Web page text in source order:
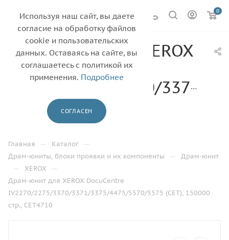
0
Драм-юнит для XEROX
DocuCentre
IV2270/2275/3370/3371/
(CET), 150000 стр.,
CET4710
Главная — Каталог —
Драм-юниты, блоки проявки и их компоненты — Драм-юнит
— XEROX —
Драм-юнит для XEROX DocuCentre
IV2270/2275/3370/3371/3375/4475/5570/5575 (CET), 150000
стр., CET4710
Используя наш сайт, вы даете
согласие на обработку файлов
cookie и пользовательских
данных. Оставаясь на сайте, вы
соглашаетесь с политикой их
применения. Подробнее
СОГЛАСЕН